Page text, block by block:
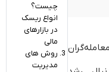
چیست؟
انواع ریسک
در بازارهای
مالی
روش های
مدیریت